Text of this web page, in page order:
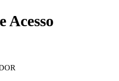
Acesso